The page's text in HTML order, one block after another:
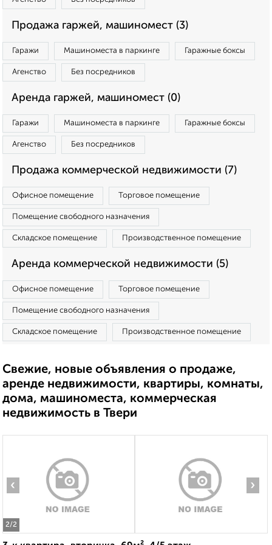
Продажа гаржей, машиномест (3)
Гаражи Машиноместа в паркинге Гаражные боксы
Агенство Без посредников
Аренда гаржей, машиномест (0)
Гаражи Машиноместа в паркинге Гаражные боксы
Агенство Без посредников
Продажа коммерческой недвижимости (7)
Офисное помещение Торговое помещение
Помещение свободного назначения
Складское помещение Производственное помещение
Аренда коммерческой недвижимости (5)
Офисное помещение Торговое помещение
Помещение свободного назначения
Складское помещение Производственное помещение
Свежие, новые объявления о продаже,
аренде недвижимости, квартиры, комнаты,
дома, машиноместа, коммерческая
недвижимость в Твери
2/2
‹ ›